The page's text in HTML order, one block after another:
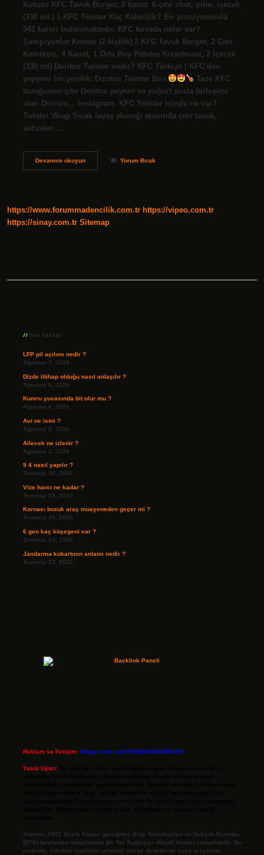
Kutusu KFC Tavuk Burger, 2 kanat, 6 çıtır shot, püre, içecek
(330 ml.) 1 KFC Twister Kaç Kaloridir? Bir porsiyonunda
541 kalori bulunmaktadır. KFC kovada neler var?
Şampiyonlar Kovası (2 kişilik) 2 KFC Tavuk Burger, 2 Çıtır
Kemiksiz, 4 Kanat, 1 Orta Boy Patates Kızartması, 2 İçecek
(330 ml) Doritos Twister nedir? KFC Türkiye | KFC’den
yepyeni bir yenilik: Doritos Twister Box
Taze KFC
tavuğunun çıtır Doritos peyniri ve yoğurt sosla birleşimi
olan Doritos… Instagram. KFC Twister içinde ne var?
Twister Wrap Sıcak lavaş ekmeği arasında çıtır tavuk,
sebzeler…
Devamını okuyunKfc
Yorum Bırak
https://www.forummadencilik.com.tr https://vipeo.com.tr
https://sinay.com.tr Sitemap
Son Yazılar
LFP pil açılımı nedir ?
Ağustos 7, 2026
Dizde iltihap olduğu nasıl anlaşılır ?
Ağustos 6, 2026
Kumru yuvasında bit olur mu ?
Ağustos 6, 2026
Avi ne ismi ?
Ağustos 5, 2026
Ailecek ne izlenir ?
Ağustos 3, 2026
9 4 nasıl yapılır ?
Temmuz 30, 2026
Vize harcı ne kadar ?
Temmuz 29, 2026
Kornası bozuk araç muayeneden geçer mi ?
Temmuz 25, 2026
6 gen kaç köşegeni var ?
Temmuz 24, 2026
Jandarma kokartının anlamı nedir ?
Temmuz 23, 2026
Reklam ve İletişim: Skype: live:.cid.575569c608265c69
Yasal Uyarı:
Sitemiz, 5651 Sayılı Kanun gereğince Bilgi Teknolojileri ve İletişim Kurumu
(BTK) tarafından onaylanmış bir Yer Sağlayıcı olarak hizmet vermektedir. Bu
nedenle, sitedeki içerikleri proaktif olarak denetleme veya araştırma